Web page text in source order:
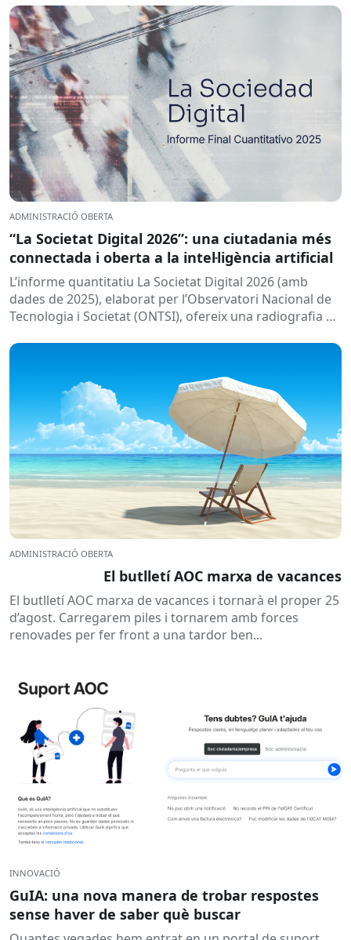
ADMINISTRACIÓ OBERTA
“La Societat Digital 2026”: una ciutadania més
connectada i oberta a la intel·ligència artificial
L’informe quantitatiu La Societat Digital 2026 (amb
dades de 2025), elaborat per l’Observatori Nacional de
Tecnologia i Societat (ONTSI), ofereix una radiografia de
ADMINISTRACIÓ OBERTA
El butlletí AOC marxa de vacances
El butlletí AOC marxa de vacances i tornarà el proper 25
d’agost. Carregarem piles i tornarem amb forces
renovades per fer front a una tardor ben...
INNOVACIÓ
GuIA: una nova manera de trobar respostes
sense haver de saber què buscar